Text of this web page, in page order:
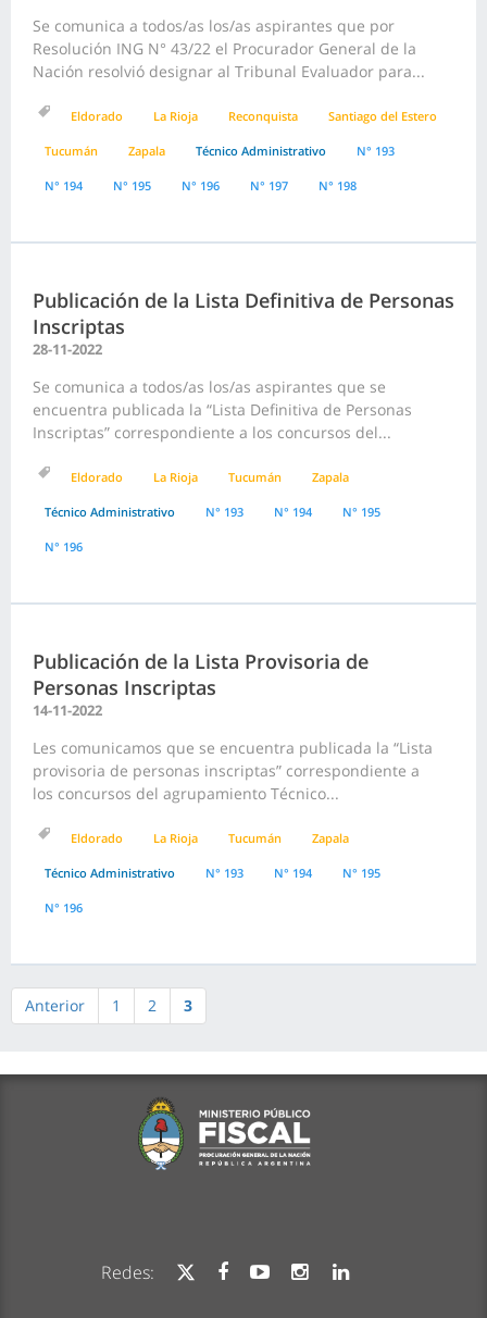
Se comunica a todos/as los/as aspirantes que por
Resolución ING N° 43/22 el Procurador General de la
Nación resolvió designar al Tribunal Evaluador para...
Eldorado La Rioja Reconquista Santiago del Estero
Tucumán Zapala Técnico Administrativo N° 193
N° 194 N° 195 N° 196 N° 197 N° 198
Publicación de la Lista Definitiva de Personas
Inscriptas
28-11-2022
Se comunica a todos/as los/as aspirantes que se
encuentra publicada la “Lista Definitiva de Personas
Inscriptas” correspondiente a los concursos del...
Eldorado La Rioja Tucumán Zapala
Técnico Administrativo N° 193 N° 194 N° 195
N° 196
Publicación de la Lista Provisoria de
Personas Inscriptas
14-11-2022
Les comunicamos que se encuentra publicada la “Lista
provisoria de personas inscriptas” correspondiente a
los concursos del agrupamiento Técnico...
Eldorado La Rioja Tucumán Zapala
Técnico Administrativo N° 193 N° 194 N° 195
N° 196
Anterior 1 2 3
Redes: